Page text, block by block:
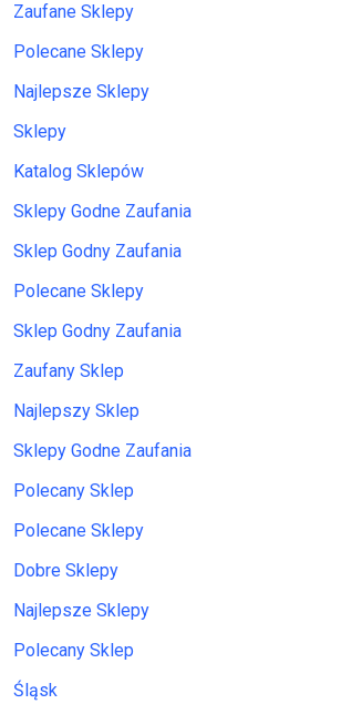
Zaufane Sklepy
Polecane Sklepy
Najlepsze Sklepy
Sklepy
Katalog Sklepów
Sklepy Godne Zaufania
Sklep Godny Zaufania
Polecane Sklepy
Sklep Godny Zaufania
Zaufany Sklep
Najlepszy Sklep
Sklepy Godne Zaufania
Polecany Sklep
Polecane Sklepy
Dobre Sklepy
Najlepsze Sklepy
Polecany Sklep
Śląsk